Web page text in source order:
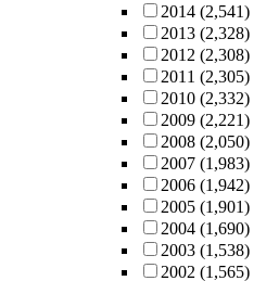
2014 (2,541)
2013 (2,328)
2012 (2,308)
2011 (2,305)
2010 (2,332)
2009 (2,221)
2008 (2,050)
2007 (1,983)
2006 (1,942)
2005 (1,901)
2004 (1,690)
2003 (1,538)
2002 (1,565)